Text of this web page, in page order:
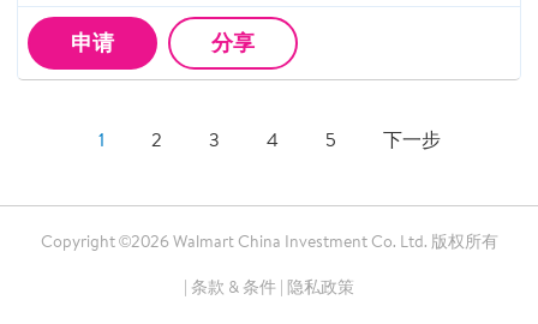
申请 分享
1 2 3 4 5 下一步
Copyright ©2026 Walmart China Investment Co. Ltd. 版权所有
| 条款 & 条件 | 隐私政策